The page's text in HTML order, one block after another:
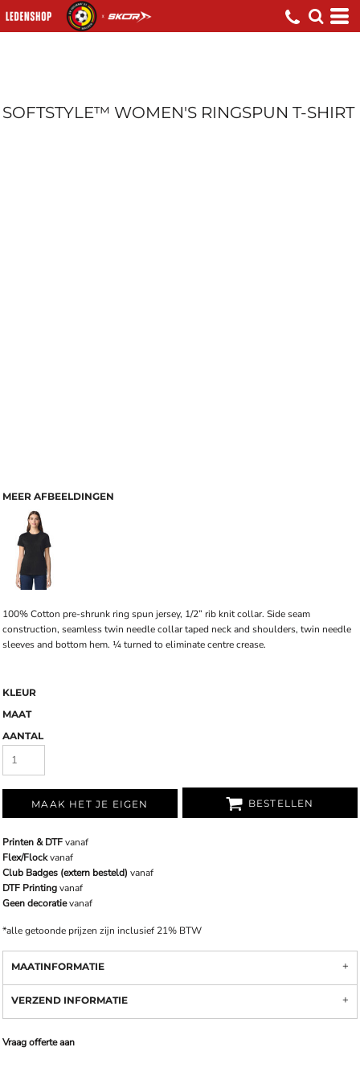
SOFTSTYLE™ WOMEN'S RINGSPUN T-SHIRT
MEER AFBEELDINGEN
100% Cotton pre-shrunk ring spun jersey, 1/2” rib knit collar. Side seam
construction, seamless twin needle collar taped neck and shoulders, twin needle
sleeves and bottom hem. ¼ turned to eliminate centre crease.
KLEUR
MAAT
AANTAL
MAAK HET JE EIGEN BESTELLEN
Printen & DTFvanaf
Flex/Flockvanaf
Club Badges (extern besteld) vanaf
DTF Printingvanaf
Geen decoratievanaf
*alle getoonde prijzen zijn inclusief 21% BTW
MAATINFORMATIE
VERZEND INFORMATIE
Vraag offerte aan